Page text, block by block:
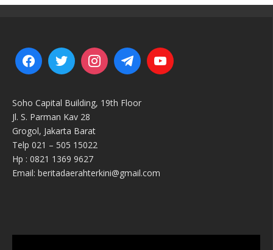
Soho Capital Building, 19th Floor
Jl. S. Parman Kav 28
Grogol, Jakarta Barat
Telp 021 – 505 15022
Hp : 0821 1369 9627
Email: beritadaerahterkini@gmail.com